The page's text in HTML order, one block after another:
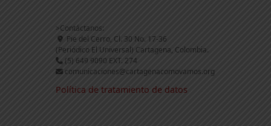
>Contáctanos:
Pie del Cerro, Cl. 30 No. 17-36
(Periódico El Universal) Cartagena, Colombia.
(5) 649 9090 EXT. 274
comunicaciones@cartagenacomovamos.org
Política de tratamiento de datos